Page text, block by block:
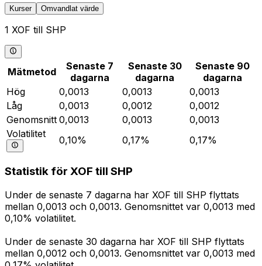
Kurser Omvandlat värde
1 XOF till SHP
Mätmetod
Senaste 7
dagarna
Senaste 30
dagarna
Senaste 90
dagarna
Hög
0,0013 0,0013
0,0013
Låg
0,0013 0,0012
0,0012
Genomsnitt 0,0013 0,0013
0,0013
Volatilitet
0,10% 0,17% 0,17%
Statistik för XOF till SHP
Under de senaste 7 dagarna har XOF till SHP flyttats
mellan 0,0013 och 0,0013. Genomsnittet var 0,0013 med
0,10% volatilitet.
Under de senaste 30 dagarna har XOF till SHP flyttats
mellan 0,0012 och 0,0013. Genomsnittet var 0,0013 med